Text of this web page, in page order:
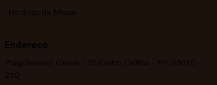
Horários de Missas
Endereço
Praça Senador Correia, 128 Centro, Curitiba – PR, 80010-
210